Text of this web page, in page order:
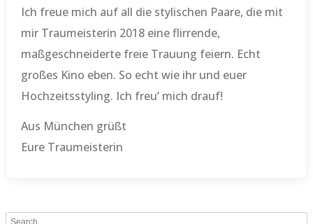
Ich freue mich auf all die stylischen Paare, die mit
mir Traumeisterin 2018 eine flirrende,
maßgeschneiderte freie Trauung feiern. Echt
großes Kino eben. So echt wie ihr und euer
Hochzeitsstyling. Ich freu’ mich drauf!
Aus München grüßt
Eure Traumeisterin
Search